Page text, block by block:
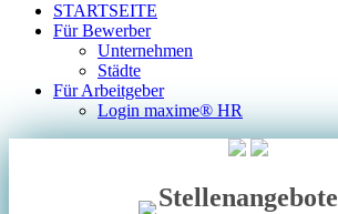
STARTSEITE
Für Bewerber
Unternehmen
Städte
Für Arbeitgeber
Login maxime® HR
Stellenangebote